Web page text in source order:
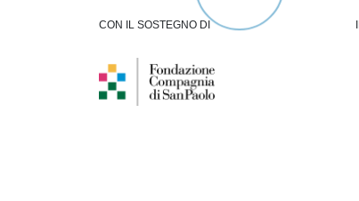
CON IL SOSTEGNO DI